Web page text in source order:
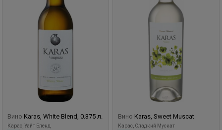
Вино Karas, White Blend, 0.375 л.
Карас, Уайт Бленд
Вино Karas, Sweet Muscat
Карас, Сладкий Мускат